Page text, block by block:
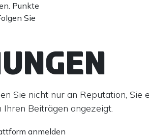
Punkte
Sie
Sie nicht nur an Reputation,
Beiträgen angezeigt.
anmelden